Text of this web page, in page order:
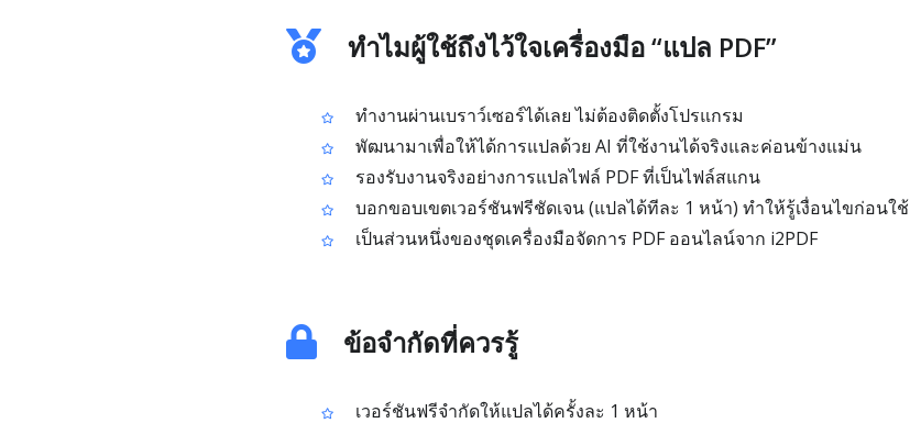
ทำไมผู้ใช้ถึงไว้ใจเครื่องมือ “แปล PDF”
ทำงานผ่านเบราว์เซอร์ได้เลย ไม่ต้องติดตั้งโปรแกรม
พัฒนามาเพื่อให้ได้การแปลด้วย AI ที่ใช้งานได้จริงและค่อนข้างแม่น
รองรับงานจริงอย่างการแปลไฟล์ PDF ที่เป็นไฟล์สแกน
บอกขอบเขตเวอร์ชันฟรีชัดเจน (แปลได้ทีละ 1 หน้า) ทำให้รู้เงื่อนไขก่อนใช้
เป็นส่วนหนึ่งของชุดเครื่องมือจัดการ PDF ออนไลน์จาก i2PDF
ข้อจำกัดที่ควรรู้
เวอร์ชันฟรีจำกัดให้แปลได้ครั้งละ 1 หน้า